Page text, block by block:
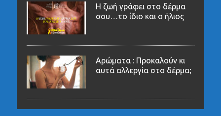
Η ζωή γράφει στο δέρμα
σου…το ίδιο και ο ήλιος
Αρώματα : Προκαλούν κι
αυτά αλλεργία στο δέρμα;